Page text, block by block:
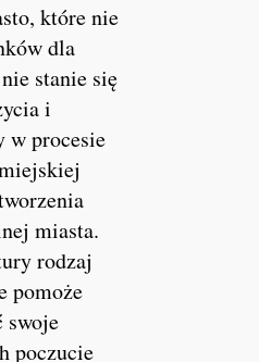
które nie
dla
stanie się
i
w procesie
miasta.
rodzaj
pomoże
swoje
poczucie